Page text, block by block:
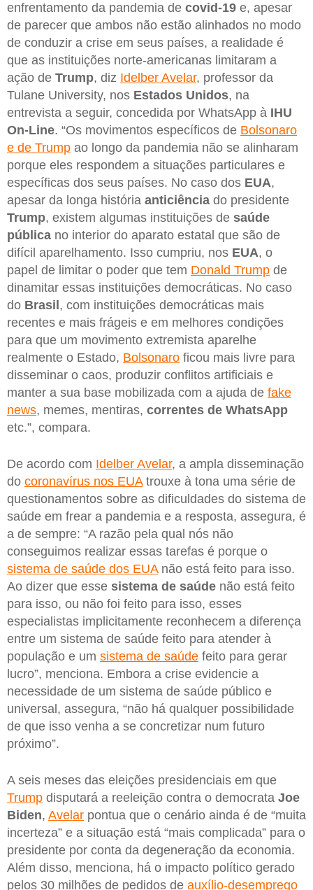
enfrentamento da pandemia de covid-19 e, apesar
de parecer que ambos não estão alinhados no modo
de conduzir a crise em seus países, a realidade é
que as instituições norte-americanas limitaram a
ação de Trump, diz Idelber Avelar, professor da
Tulane University, nos Estados Unidos, na
entrevista a seguir, concedida por WhatsApp à IHU
On-Line. “Os movimentos específicos de Bolsonaro
e de Trump ao longo da pandemia não se alinharam
porque eles respondem a situações particulares e
específicas dos seus países. No caso dos EUA,
apesar da longa história anticiência do presidente
Trump, existem algumas instituições de saúde
pública no interior do aparato estatal que são de
difícil aparelhamento. Isso cumpriu, nos EUA, o
papel de limitar o poder que tem Donald Trump de
dinamitar essas instituições democráticas. No caso
do Brasil , com instituições democráticas mais
recentes e mais frágeis e em melhores condições
para que um movimento extremista aparelhe
realmente o Estado, Bolsonaro ficou mais livre para
disseminar o caos, produzir conflitos artificiais e
manter a sua base mobilizada com a ajuda de fake
news, memes, mentiras, correntes de WhatsApp
etc.”, compara.
De acordo com Idelber Avelar, a ampla disseminação
do coronavírus nos EUAtrouxe à tona uma série de
questionamentos sobre as dificuldades do sistema de
saúde em frear a pandemia e a resposta, assegura, é
a de sempre: “A razão pela qual nós não
conseguimos realizar essas tarefas é porque o
sistema de saúde dos EUAnão está feito para isso.
Ao dizer que esse sistema de saúde não está feito
para isso, ou não foi feito para isso, esses
especialistas implicitamente reconhecem a diferença
entre um sistema de saúde feito para atender à
população e um sistema de saúde feito para gerar
lucro”, menciona. Embora a crise evidencie a
necessidade de um sistema de saúde público e
universal, assegura, “não há qualquer possibilidade
de que isso venha a se concretizar num futuro
próximo”.
A seis meses das eleições presidenciais em que
Trump disputará a reeleição contra o democrata Joe
Biden, Avelar pontua que o cenário ainda é de “muita
incerteza” e a situação está “mais complicada” para o
presidente por conta da degeneração da economia.
Além disso, menciona, há o impacto político gerado
pelos 30 milhões de pedidos de auxílio-desemprego